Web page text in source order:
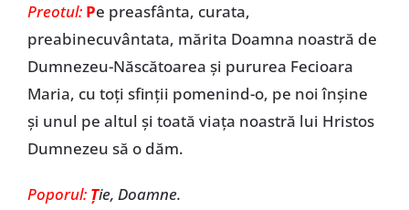
Preotul: Pe preasfânta, curata,
preabinecuvântata, mărita Doamna noastră de
Dumnezeu-Născătoarea și pururea Fecioara
Maria, cu toți sfinții pomenind-o, pe noi înșine
și unul pe altul și toată viața noastră lui Hristos
Dumnezeu să o dăm.
Poporul: Ție, Doamne.